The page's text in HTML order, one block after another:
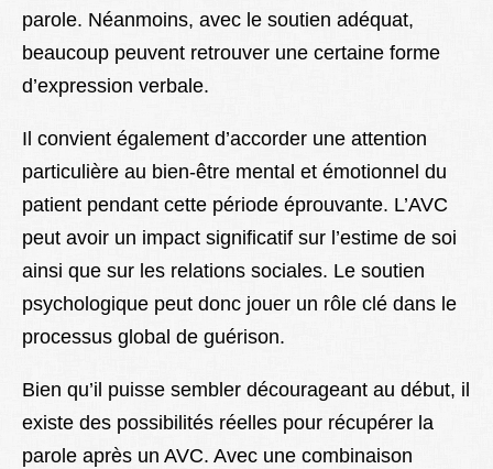
parole. Néanmoins, avec le soutien adéquat,
beaucoup peuvent retrouver une certaine forme
d’expression verbale.
Il convient également d’accorder une attention
particulière au bien-être mental et émotionnel du
patient pendant cette période éprouvante. L’AVC
peut avoir un impact significatif sur l’estime de soi
ainsi que sur les relations sociales. Le soutien
psychologique peut donc jouer un rôle clé dans le
processus global de guérison.
Bien qu’il puisse sembler décourageant au début, il
existe des possibilités réelles pour récupérer la
parole après un AVC. Avec une combinaison